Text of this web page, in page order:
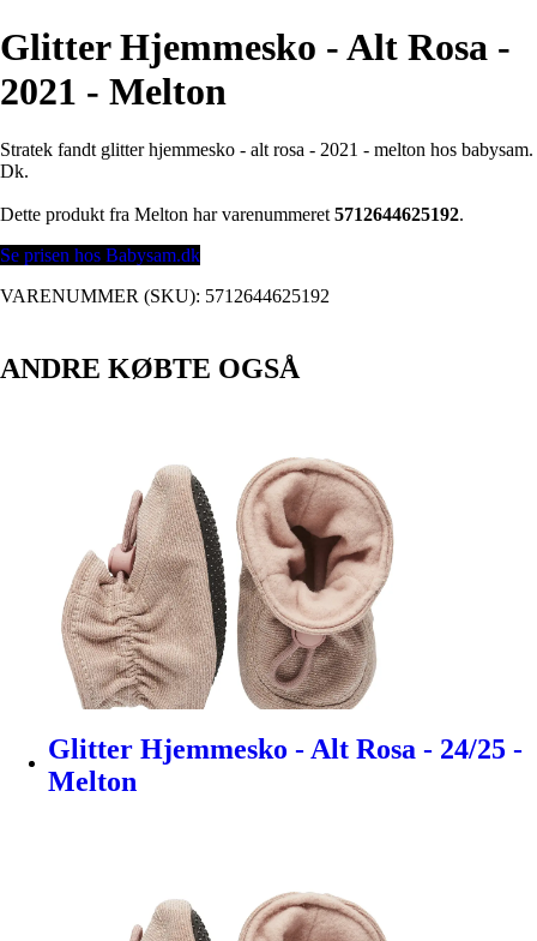
Glitter Hjemmesko - Alt Rosa -
2021 - Melton
Stratek fandt glitter hjemmesko - alt rosa - 2021 - melton hos babysam.
Dk.
Dette produkt fra Melton har varenummeret 5712644625192.
Se prisen hos Babysam.dk
VARENUMMER (SKU): 5712644625192
ANDRE KØBTE OGSÅ
Glitter Hjemmesko - Alt Rosa - 24/25 -
Melton